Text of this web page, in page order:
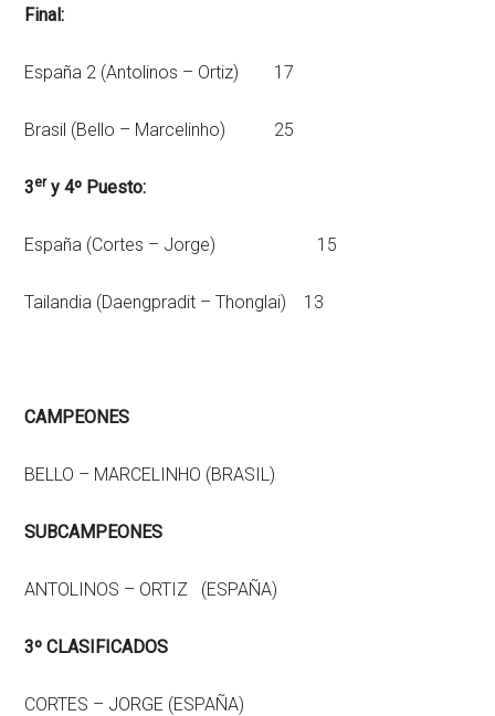
Final:
España 2 (Antolinos – Ortiz) 17
Brasil (Bello – Marcelinho) 25
3ery 4º Puesto:
España (Cortes – Jorge) 15
Tailandia (Daengpradit – Thonglai) 13
CAMPEONES
BELLO – MARCELINHO (BRASIL)
SUBCAMPEONES
ANTOLINOS – ORTIZ (ESPAÑA)
3º CLASIFICADOS
CORTES – JORGE (ESPAÑA)